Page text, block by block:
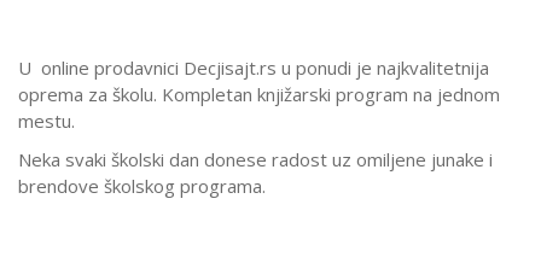
U online prodavnici Decjisajt.rs u ponudi je najkvalitetnija
oprema za školu. Kompletan knjižarski program na jednom
mestu.
Neka svaki školski dan donese radost uz omiljene junake i
brendove školskog programa.